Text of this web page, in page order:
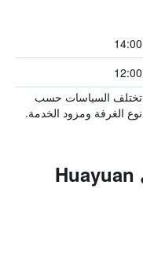
14:00
12:00
تختلف السياسات حسب
نوع الغرفة ومزود الخدمة.
المزايا ووسائل الراحة في Huayuan